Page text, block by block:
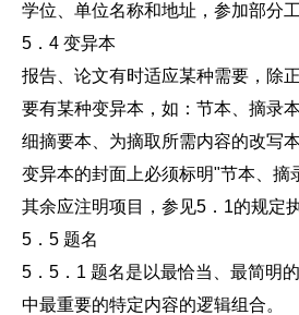
学位、单位名称和地址，参加部分
5．4 变异本
报告、论文有时适应某种需要，除
要有某种变异本，如：节本、摘录
细摘要本、为摘取所需内容的改写本
变异本的封面上必须标明"节本、摘
其余应注明项目，参见5．1的规定执
5．5 题名
5．5．1 题名是以最恰当、最简明
中最重要的特定内容的逻辑组合。